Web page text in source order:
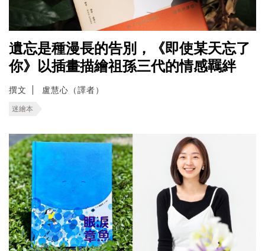
遺忘是種漫長的告別，《即使某天忘了
你》以插畫描繪祖孫三代的情感羈絆
撰文 盧慧心（譯者）
迷繪本